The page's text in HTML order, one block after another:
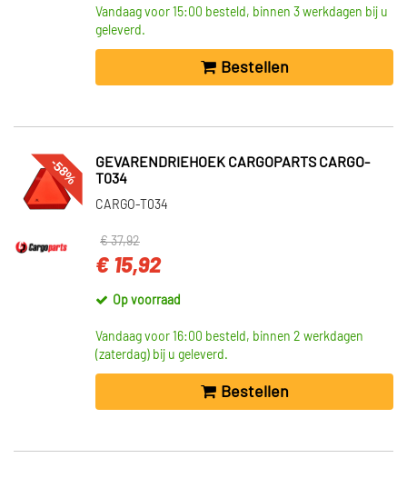
Vandaag voor 15:00 besteld, binnen 3 werkdagen bij u
geleverd.
Bestellen
-58%
GEVARENDRIEHOEK CARGOPARTS CARGO-
T034
CARGO-T034
€ 37,92
€ 15,92
Op voorraad
Vandaag voor 16:00 besteld, binnen 2 werkdagen
(zaterdag) bij u geleverd.
Bestellen